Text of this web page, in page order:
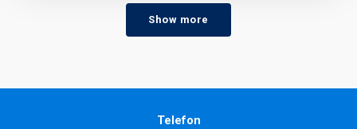
Show more
Telefon